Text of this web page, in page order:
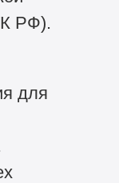
РФ).
для